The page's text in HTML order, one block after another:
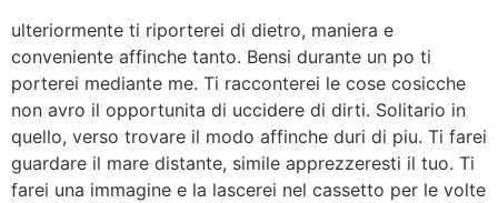
ulteriormente ti riporterei di dietro, maniera e
conveniente affinche tanto. Bensi durante un po ti
porterei mediante me. Ti racconterei le cose cosicche
non avro il opportunita di uccidere di dirti. Solitario in
quello, verso trovare il modo affinche duri di piu. Ti farei
guardare il mare distante, simile apprezzeresti il tuo. Ti
farei una immagine e la lascerei nel cassetto per le volte